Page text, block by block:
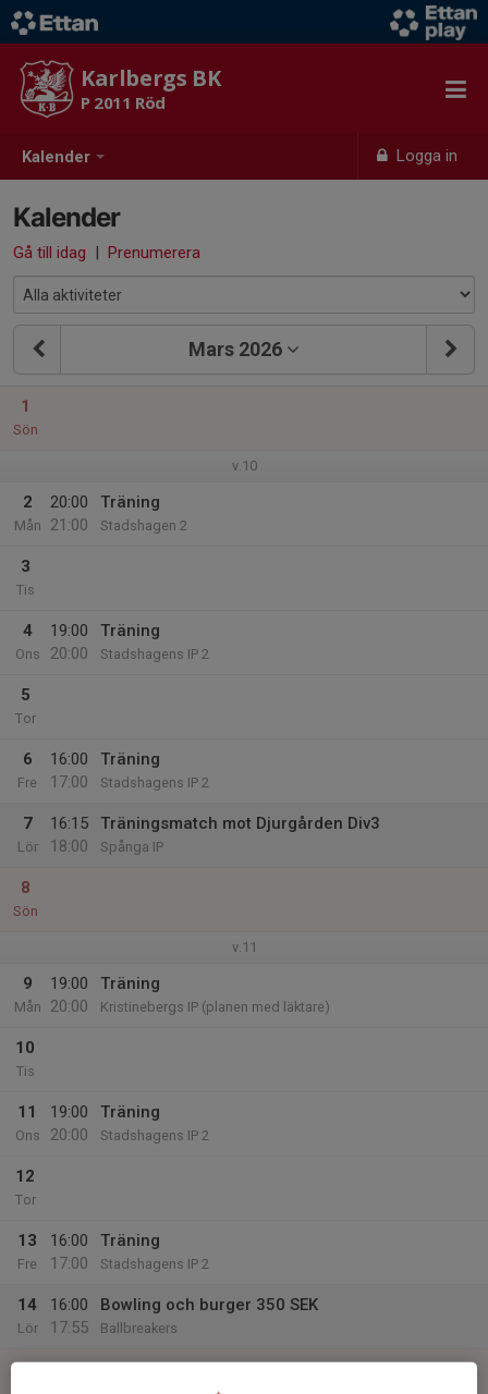
Kalender Logga in
Karlbergs BK
P 2011 Röd
Kalender
Gå till idag | Prenumerera
Mars 2026
1
Sön
v.10
2
Mån
20:00
21:00
Träning
Stadshagen 2
3
Tis
4
Ons
19:00
20:00
Träning
Stadshagens IP 2
5
Tor
6
Fre
16:00
17:00
Träning
Stadshagens IP 2
7
Lör
16:15
18:00
Träningsmatch mot Djurgården Div3
Spånga IP
8
Sön
v.11
9
Mån
19:00
20:00
Träning
Kristinebergs IP (planen med läktare)
10
Tis
11
Ons
19:00
20:00
Träning
Stadshagens IP 2
12
Tor
13
Fre
16:00
17:00
Träning
Stadshagens IP 2
14
Lör
16:00
17:55
Bowling och burger 350 SEK
Ballbreakers
15